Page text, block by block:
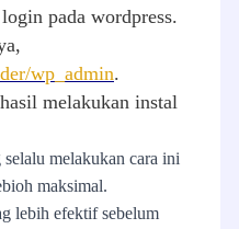
pada wordpress.
wp_admin.
melakukan instal
melakukan cara ini
maksimal.
lebih efektif sebelum